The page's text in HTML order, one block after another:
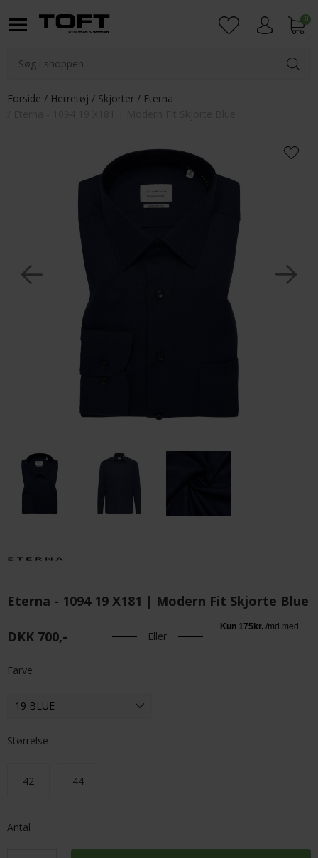
0
Forside Herretøj Skjorter
Eterna
Eterna - 1094 19 X181 | Modern Fit Skjorte Blue
DKK 700,- Eller
Farve
Størrelse
42 44
Antal